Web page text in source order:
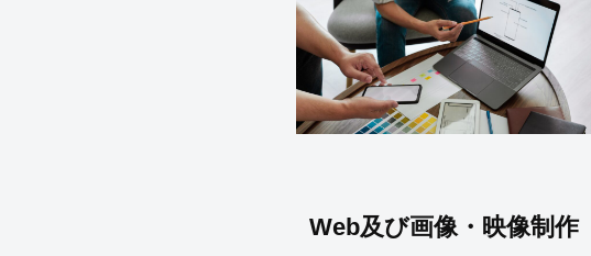
Web及び画像・映像制作